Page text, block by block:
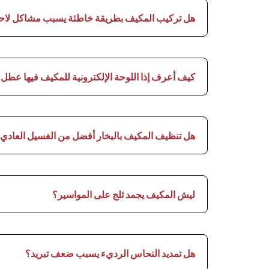
هل تركيب المكيف بطريقة خاطئة يسبب مشاكل
كيف أعرف إذا اللوحة الإلكترونية للمكيف فيها
هل تنظيف المكيف بالبخار أفضل من الغسيل
ليش المكيف يجمد ثلج على المواسير؟
هل تمديد النحاس الرديء يسبب ضعف تبريد؟